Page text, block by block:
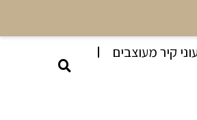
קיר מעוצבים